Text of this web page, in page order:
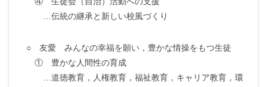
…伝統の継承と新しい校風づくり
○ 友愛 みんなの幸福を願い，豊かな情操をもつ生徒
① 豊かな人間性の育成
…道徳教育，人権教育，福祉教育，キャリア教育，環